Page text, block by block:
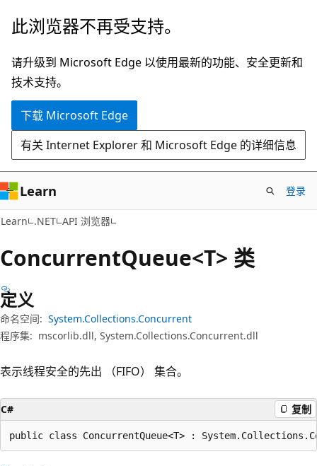
跳
主
要
内
跳
页
内
导
此浏览器不再受支持。
请升级到 Microsoft Edge 以使用最新的功能、安全更新和
技术支持。
下载 Microsoft Edge
有关 Internet Explorer 和 Microsoft Edge 的详细信息
Learn 登录
Learn .NET API 浏览器
ConcurrentQueue<T> 类
定义
命名空间: System.Collections.Concurrent
程序集: mscorlib.dll, System.Collections.Concurrent.dll
表示线程安全的先出 （FIFO） 集合。
C# 复制
public class ConcurrentQueue<T> :